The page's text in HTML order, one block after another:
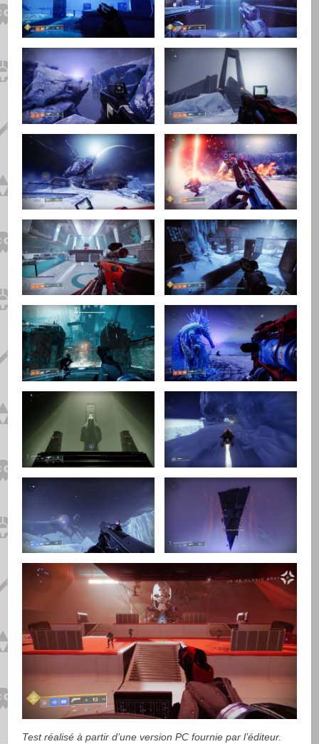
Test réalisé à partir d’une version PC fournie par l’éditeur.